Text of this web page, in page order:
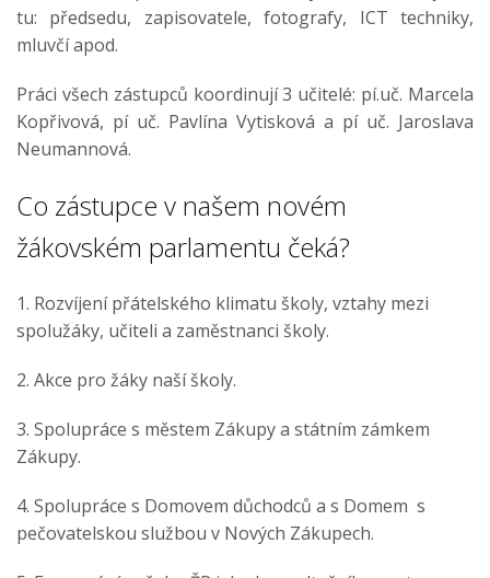
tu: předsedu, zapisovatele, fotografy, ICT techniky,
mluvčí apod.
Práci všech zástupců koordinují 3 učitelé: pí.uč. Marcela
Kopřivová, pí uč. Pavlína Vytisková a pí uč. Jaroslava
Neumannová.
Co zástupce v našem novém
žákovském parlamentu čeká?
1. Rozvíjení přátelského klimatu školy, vztahy mezi
spolužáky, učiteli a zaměstnanci školy.
2. Akce pro žáky naší školy.
3. Spolupráce s městem Zákupy a státním zámkem
Zákupy.
4. Spolupráce s Domovem důchodců a s Domem s
pečovatelskou službou v Nových Zákupech.